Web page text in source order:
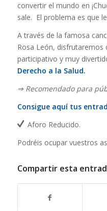
convertir el mundo en
sale. El problema es que
A través de la famosa
Rosa León, disfrutaremos
participativo y muy
Derecho a la Salud.
⇒ Recomendado para
Consigue aquí tus
Aforo Reducido.
Podréis ocupar vuestros
Compartir esta